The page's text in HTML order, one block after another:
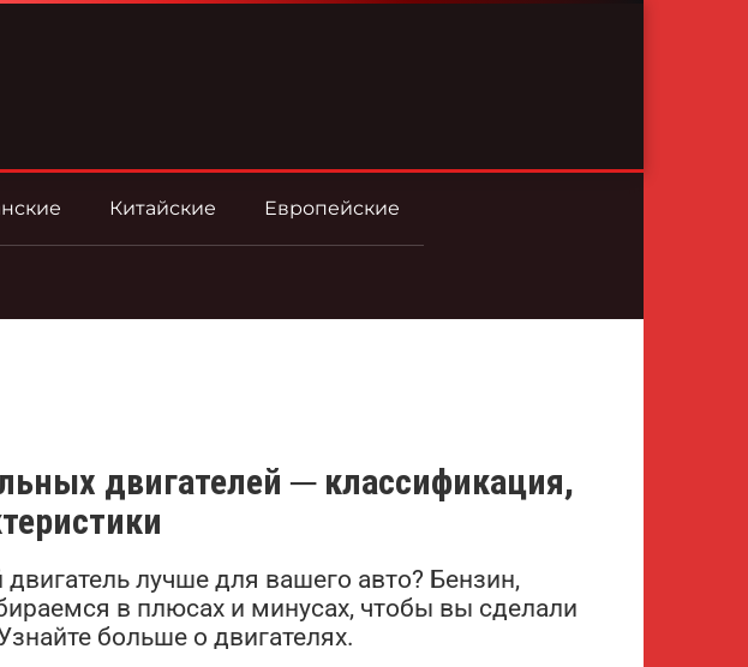
Китайские Европейские
двигателей ─ классификация,
двигатель лучше для вашего авто? Бензин,
в плюсах и минусах, чтобы вы сделали
больше о двигателях.